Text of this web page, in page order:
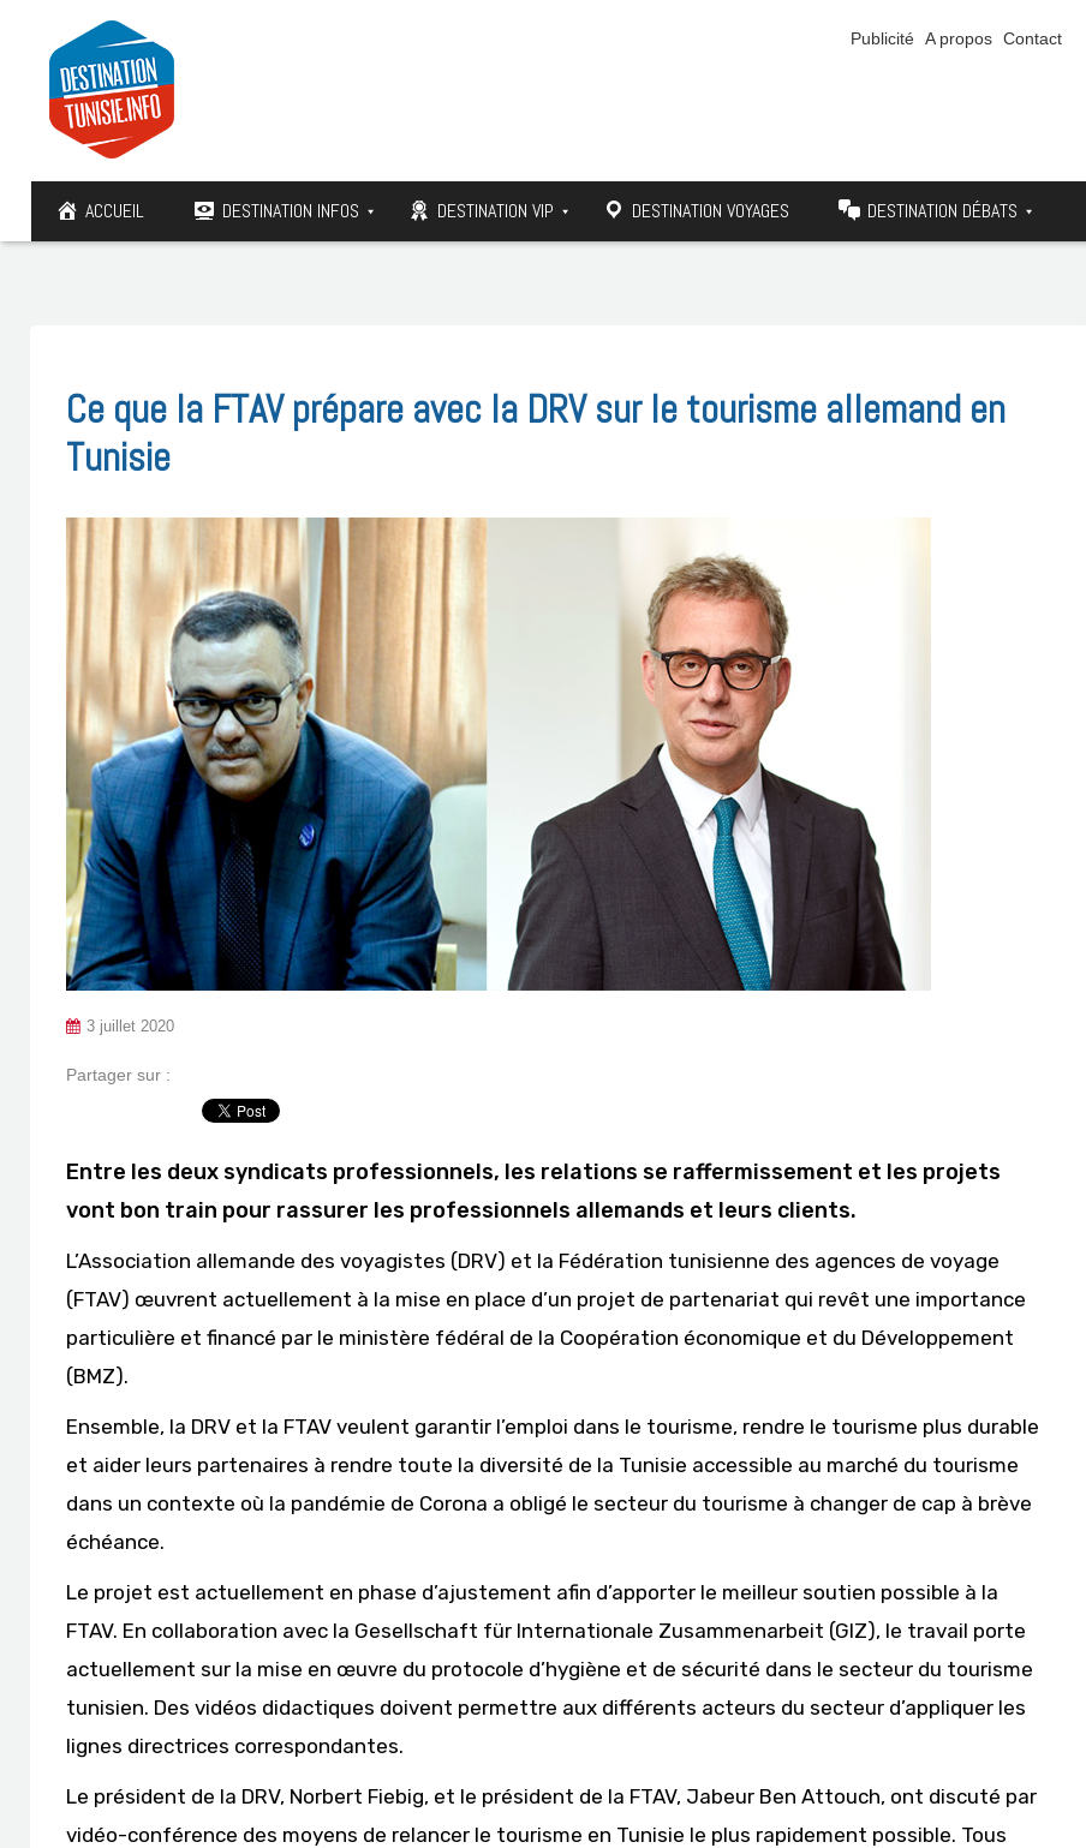
Publicité A propos Contact
ACCUEIL DESTINATION INFOS DESTINATION VIP DESTINATION VOYAGES DESTINATION DÉBATS
Ce que la FTAV prépare avec la DRV sur le tourisme allemand en
Tunisie
3 juillet 2020
Partager sur :
Entre les deux syndicats professionnels, les relations se raffermissement et les projets
vont bon train pour rassurer les professionnels allemands et leurs clients.
L’Association allemande des voyagistes (DRV) et la Fédération tunisienne des agences de voyage
(FTAV) œuvrent actuellement à la mise en place d’un projet de partenariat qui revêt une importance
particulière et financé par le ministère fédéral de la Coopération économique et du Développement
(BMZ).
Ensemble, la DRV et la FTAV veulent garantir l’emploi dans le tourisme, rendre le tourisme plus durable
et aider leurs partenaires à rendre toute la diversité de la Tunisie accessible au marché du tourisme
dans un contexte où la pandémie de Corona a obligé le secteur du tourisme à changer de cap à brève
échéance.
Le projet est actuellement en phase d’ajustement afin d’apporter le meilleur soutien possible à la
FTAV. En collaboration avec la Gesellschaft für Internationale Zusammenarbeit (GIZ), le travail porte
actuellement sur la mise en œuvre du protocole d’hygiène et de sécurité dans le secteur du tourisme
tunisien. Des vidéos didactiques doivent permettre aux différents acteurs du secteur d’appliquer les
lignes directrices correspondantes.
Le président de la DRV, Norbert Fiebig, et le président de la FTAV, Jabeur Ben Attouch, ont discuté par
vidéo-conférence des moyens de relancer le tourisme en Tunisie le plus rapidement possible. Tous